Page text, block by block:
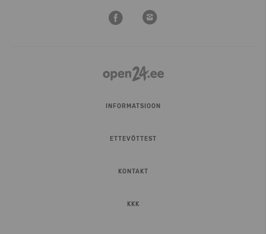
INFORMATSIOON
ETTEVÕTTEST
KONTAKT
KKK